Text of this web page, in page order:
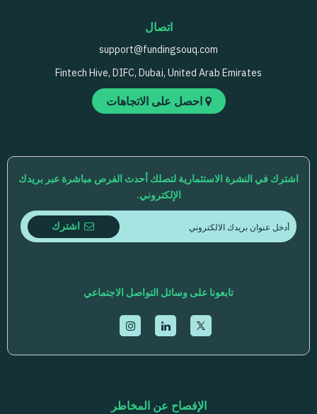
اتصال
support@fundingsouq.com
Fintech Hive, DIFC, Dubai, United Arab Emirates
احصل على الاتجاهات
اشترك في النشرة الاستثمارية لتصلك أحدث الفرص مباشرة عبر بريدك
الإلكتروني.
اشترك
تابعونا على وسائل التواصل الاجتماعي
الإفصاح عن المخاطر